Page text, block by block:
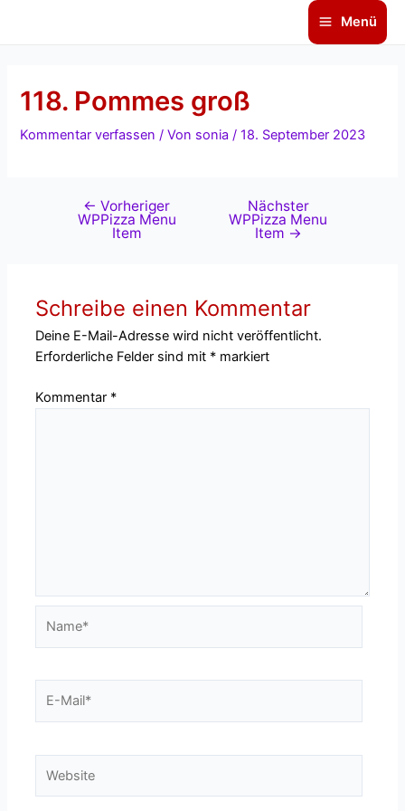
Main
Menü
118. Pommes groß
Kommentar verfassen / Von sonia/18. September 2023
← Vorheriger
WPPizza Menu
Item
Nächster
WPPizza Menu
Item →
Schreibe einen Kommentar
Deine E-Mail-Adresse wird nicht veröffentlicht.
Erforderliche Felder sind mit * markiert
Kommentar *
Mail*